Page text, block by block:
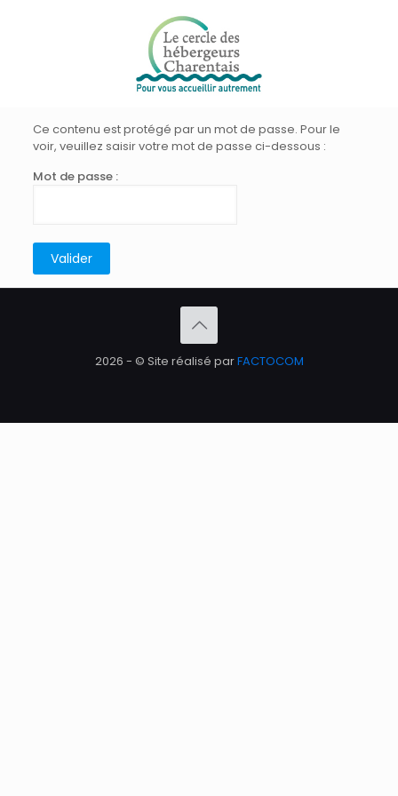
Ce contenu est protégé par un mot de passe. Pour le
voir, veuillez saisir votre mot de passe ci-dessous :
Mot de passe :
2026 - © Site réalisé parFACTOCOM